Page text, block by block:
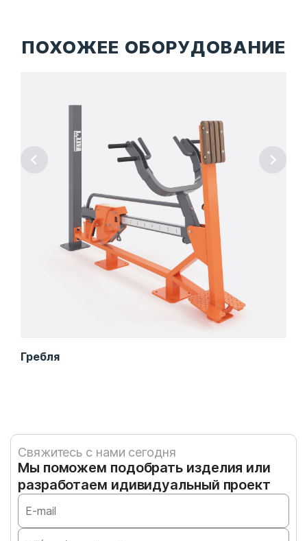
ПОХОЖЕЕ ОБОРУДОВАНИЕ
Гребля
Свяжитесь с нами сегодня
Мы поможем подобрать изделия или
разработаем идивидуальный проект